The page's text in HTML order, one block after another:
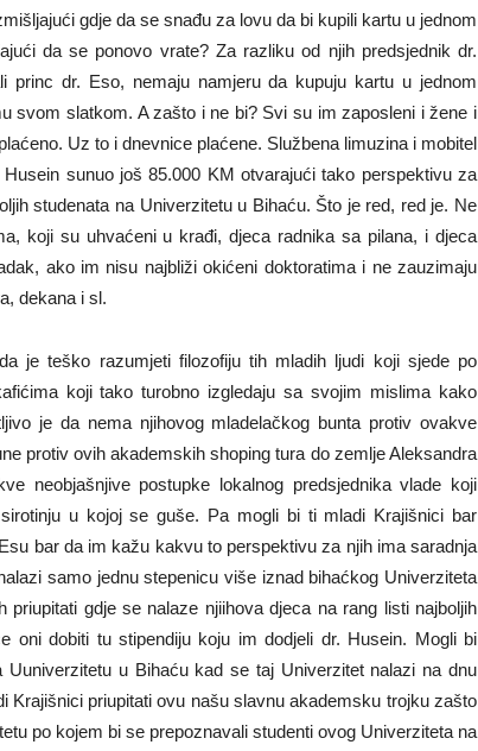
gdje da se snađu za lovu da bi kupili kartu u jednom
da se ponovo vrate? Za razliku od njih predsjednik dr.
princ dr. Eso, nemaju namjeru da kupuju kartu u jednom
svom slatkom. A zašto i ne bi? Svi su im zaposleni i žene i
Uz to i dnevnice plaćene. Službena limuzina i mobitel
sunuo još 85.000 KM otvarajući tako perspektivu za
studenata na Univerzitetu u Bihaću. Što je red, red je. Ne
koji su uhvaćeni u krađi, djeca radnika sa pilana, i djeca
ako im nisu najbliži okićeni doktoratima i ne zauzimaju
dekana i sl.
je teško razumjeti filozofiju tih mladih ljudi koji sjede po
koji tako turobno izgledaju sa svojim mislima kako
je da nema njihovog mladelačkog bunta protiv ovakve
protiv ovih akademskih shoping tura do zemlje Aleksandra
neobjašnjive postupke lokalnog predsjednika vlade koji
u kojoj se guše. Pa mogli bi ti mladi Krajišnici bar
bar da im kažu kakvu to perspektivu za njih ima saradnja
samo jednu stepenicu više iznad bihaćkog Univerziteta
gdje se nalaze njiihova djeca na rang listi najboljih
oni dobiti tu stipendiju koju im dodjeli dr. Husein. Mogli bi
u Bihaću kad se taj Univerzitet nalazi na dnu
Krajišnici priupitati ovu našu slavnu akademsku trojku zašto
po kojem bi se prepoznavali studenti ovog Univerziteta na